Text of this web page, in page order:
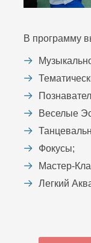
В программу
Веселые
Фокусы;
Мастер-
Легкий